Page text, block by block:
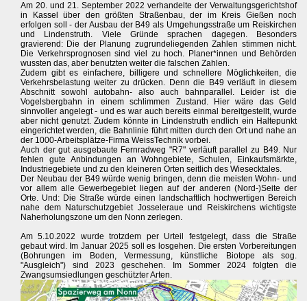
Am 20. und 21. September 2022 verhandelte der Verwaltungsgerichtshof
in Kassel über den größten Straßenbau, der im Kreis Gießen noch
erfolgen soll - der Ausbau der B49 als Umgehungsstraße um Reiskirchen
und Lindenstruth. Viele Gründe sprachen dagegen. Besonders
gravierend: Die der Planung zugrundeliegenden Zahlen stimmen nicht.
Die Verkehrsprognosen sind viel zu hoch. Planer*innen und Behörden
wussten das, aber benutzten weiter die falschen Zahlen.
Zudem gibt es einfachere, billigere und schnellere Möglichkeiten, die
Verkehrsbelastung weiter zu drücken. Denn die B49 verläuft in diesem
Abschnitt sowohl autobahn- also auch bahnparallel. Leider ist die
Vogelsbergbahn in einem schlimmen Zustand. Hier wäre das Geld
sinnvoller angelegt - und es war auch bereits einmal bereitgestellt, wurde
aber nicht genutzt. Zudem könnte in Lindenstruth endlich ein Haltepunkt
eingerichtet werden, die Bahnlinie führt mitten durch den Ort und nahe an
der 1000-Arbeitsplätze-Firma WeissTechnik vorbei.
Auch der gut ausgebaute Fernradweg "R7" verläuft parallel zu B49. Nur
fehlen gute Anbindungen an Wohngebiete, Schulen, Einkaufsmärkte,
Industriegebiete und zu den kleineren Orten seitlich des Wiesecktales.
Der Neubau der B49 würde wenig bringen, denn die meisten Wohn- und
vor allem alle Gewerbegebiet liegen auf der anderen (Nord-)Seite der
Orte. Und: Die Straße würde einen landschaftlich hochwertigen Bereich
nahe dem Naturschutzgebiet Josseleraue und Reiskirchens wichtigste
Naherholungszone um den Nonn zerlegen.
Am 5.10.2022 wurde trotzdem per Urteil festgelegt, dass die Straße
gebaut wird. Im Januar 2025 soll es losgehen. Die ersten Vorbereitungen
(Bohrungen im Boden, Vermessung, künstliche Biotope als sog.
"Ausgleich") sind 2023 geschehen. Im Sommer 2024 folgten die
Zwangsumsiedlungen geschützter Arten.